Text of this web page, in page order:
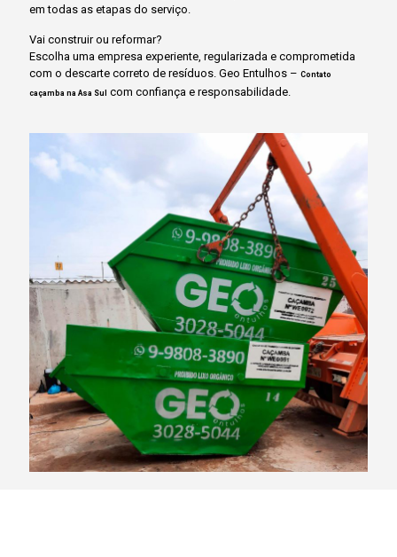
em todas as etapas do serviço.
Vai construir ou reformar?
Escolha uma empresa experiente, regularizada e comprometida
com o descarte correto de resíduos. Geo Entulhos – Contato
caçamba na Asa Sul com confiança e responsabilidade.